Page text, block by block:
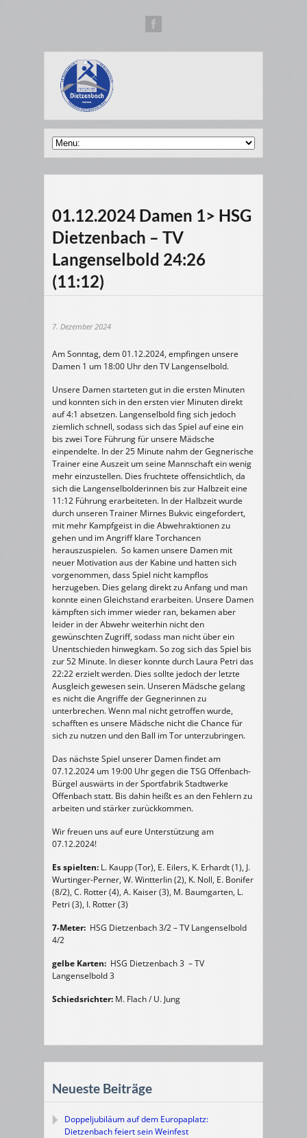
01.12.2024 Damen 1> HSG
Dietzenbach – TV
Langenselbold 24:26
(11:12)
7. Dezember 2024
Am Sonntag, dem 01.12.2024, empfingen unsere
Damen 1 um 18:00 Uhr den TV Langenselbold.
Unsere Damen starteten gut in die ersten Minuten
und konnten sich in den ersten vier Minuten direkt
auf 4:1 absetzen. Langenselbold fing sich jedoch
ziemlich schnell, sodass sich das Spiel auf eine ein
bis zwei Tore Führung für unsere Mädsche
einpendelte. In der 25 Minute nahm der Gegnerische
Trainer eine Auszeit um seine Mannschaft ein wenig
mehr einzustellen. Dies fruchtete offensichtlich, da
sich die Langenselbolderinnen bis zur Halbzeit eine
11:12 Führung erarbeiteten. In der Halbzeit wurde
durch unseren Trainer Mirnes Bukvic eingefordert,
mit mehr Kampfgeist in die Abwehraktionen zu
gehen und im Angriff klare Torchancen
herauszuspielen. So kamen unsere Damen mit
neuer Motivation aus der Kabine und hatten sich
vorgenommen, dass Spiel nicht kampflos
herzugeben. Dies gelang direkt zu Anfang und man
konnte einen Gleichstand erarbeiten. Unsere Damen
kämpften sich immer wieder ran, bekamen aber
leider in der Abwehr weiterhin nicht den
gewünschten Zugriff, sodass man nicht über ein
Unentschieden hinwegkam. So zog sich das Spiel bis
zur 52 Minute. In dieser konnte durch Laura Petri das
22:22 erzielt werden. Dies sollte jedoch der letzte
Ausgleich gewesen sein. Unseren Mädsche gelang
es nicht die Angriffe der Gegnerinnen zu
unterbrechen. Wenn mal nicht getroffen wurde,
schafften es unsere Mädsche nicht die Chance für
sich zu nutzen und den Ball im Tor unterzubringen.
Das nächste Spiel unserer Damen findet am
07.12.2024 um 19:00 Uhr gegen die TSG Offenbach-
Bürgel auswärts in der Sportfabrik Stadtwerke
Offenbach statt. Bis dahin heißt es an den Fehlern zu
arbeiten und stärker zurückkommen.
Wir freuen uns auf eure Unterstützung am
07.12.2024!
Es spielten: L. Kaupp (Tor), E. Eilers, K. Erhardt (1), J.
Wurtinger-Perner, W. Wintterlin (2), K. Noll, E. Bonifer
(8/2), C. Rotter (4), A. Kaiser (3), M. Baumgarten, L.
Petri (3), I. Rotter (3)
7-Meter: HSG Dietzenbach 3/2 – TV Langenselbold
4/2
gelbe Karten: HSG Dietzenbach 3 – TV
Langenselbold 3
Schiedsrichter: M. Flach / U. Jung
Neueste Beiträge
Doppeljubiläum auf dem Europaplatz:
Dietzenbach feiert sein Weinfest